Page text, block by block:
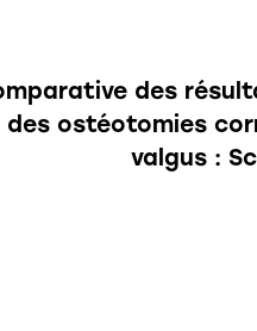
des
des ostéotomies
valgus :